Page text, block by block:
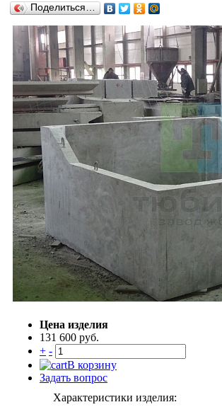
Поделиться…
Цена изделия
131 600 руб.
+ -
В корзину
Задать вопрос
Характеристики изделия: